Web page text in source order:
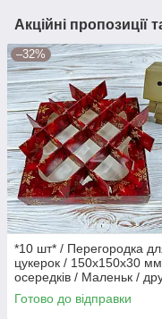
Акційні пропозиції
–32%
*10 шт* / Перегородка
цукерок / 150х150х30
осередків / Маленьк /
Сніг.Червон / НР
Готово до відправки